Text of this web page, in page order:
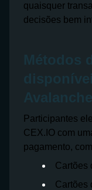
quaisquer
decisões bem
Métodos
Participantes
CEX.IO com
pagamento,
Cartões
Cartões